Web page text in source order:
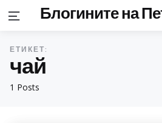
MenuБлогините на
1 Posts
ЕТИКЕТ:
чай